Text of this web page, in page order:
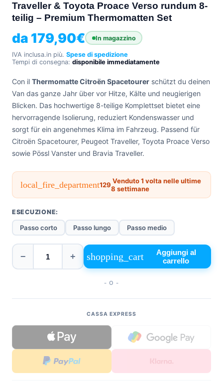
phone
+39
0471
962
4.6
Google
Traveller & Toyota Proace Verso rundum 8-
teilig – Premium Thermomatten Set
da 179,90€ In magazzino
IVA inclusa.in più. Spese di spedizione
Tempi di consegna: disponibile immediatamente
Con il Thermomatte Citroën Spacetourer schützt du deinen
Van das ganze Jahr über vor Hitze, Kälte und neugierigen
Blicken. Das hochwertige 8-teilige Komplettset bietet eine
hervorragende Isolierung, reduziert Kondenswasser und
sorgt für ein angenehmes Klima im Fahrzeug. Passend für
Citroën Spacetourer, Peugeot Traveller, Toyota Proace Verso
sowie Pössl Vanster und Bravia Traveller.
local_fire_department129 Venduto 1 volta nelle ultime
8 settimane
ESECUZIONE:
Passo corto Passo lungo Passo medio
− + shopping_cart
Aggiungi al
carrello
- O -
CASSA EXPRESS